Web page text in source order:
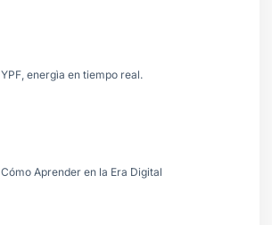
YPF, energìa en tiempo real.
Cómo Aprender en la Era Digital